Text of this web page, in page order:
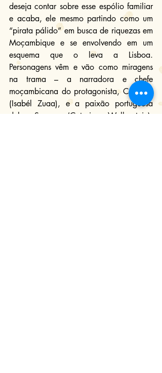
deseja contar sobre esse espólio familiar
e acaba, ele mesmo partindo como um
“pirata pálido” em busca de riquezas em
Moçambique e se envolvendo em um
esquema que o leva a Lisboa.
Personagens vêm e vão como miragens
na trama – a narradora e chefe
moçambicana do protagonista, Catarina
(Isabél Zuaa), e a paixão portuguesa
dele, Susana (Catarina Wallenstein),